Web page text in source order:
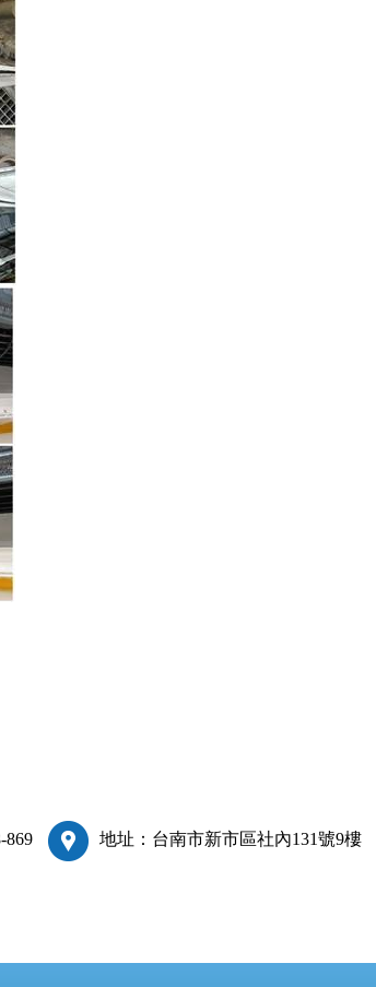
869 地址：台南市新市區社內131號9樓